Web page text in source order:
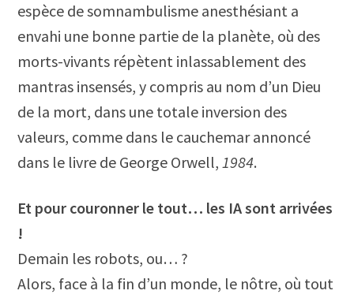
espèce de somnambulisme anesthésiant a
envahi une bonne partie de la planète, où des
morts-vivants répètent inlassablement des
mantras insensés, y compris au nom d’un Dieu
de la mort, dans une totale inversion des
valeurs, comme dans le cauchemar annoncé
dans le livre de George Orwell,1984.
Et pour couronner le tout… les IA sont arrivées
!
Demain les robots, ou… ?
Alors, face à la fin d’un monde, le nôtre, où tout